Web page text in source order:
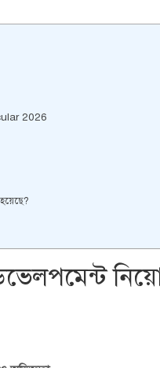
2026